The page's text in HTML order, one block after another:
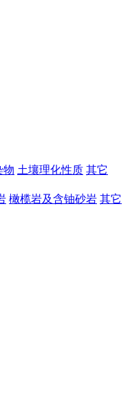
物 土壤理化性质 其它
橄榄岩及含铀砂岩 其它